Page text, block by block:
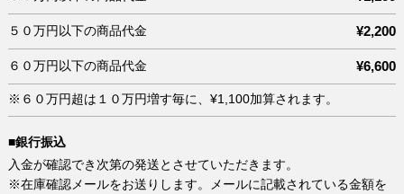
５０万円以下の商品代金 ¥2,200
６０万円以下の商品代金 ¥6,600
※６０万円超は１０万円増す毎に、¥1,100加算されます。
■銀行振込
入金が確認でき次第の発送とさせていただきます。
※在庫確認メールをお送りします。メールに記載されている金額を